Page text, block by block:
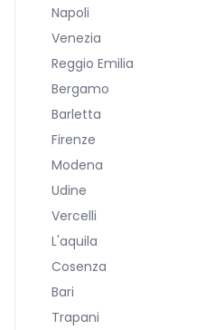
Napoli
Venezia
Reggio Emilia
Bergamo
Barletta
Firenze
Modena
Udine
Vercelli
L'aquila
Cosenza
Bari
Trapani